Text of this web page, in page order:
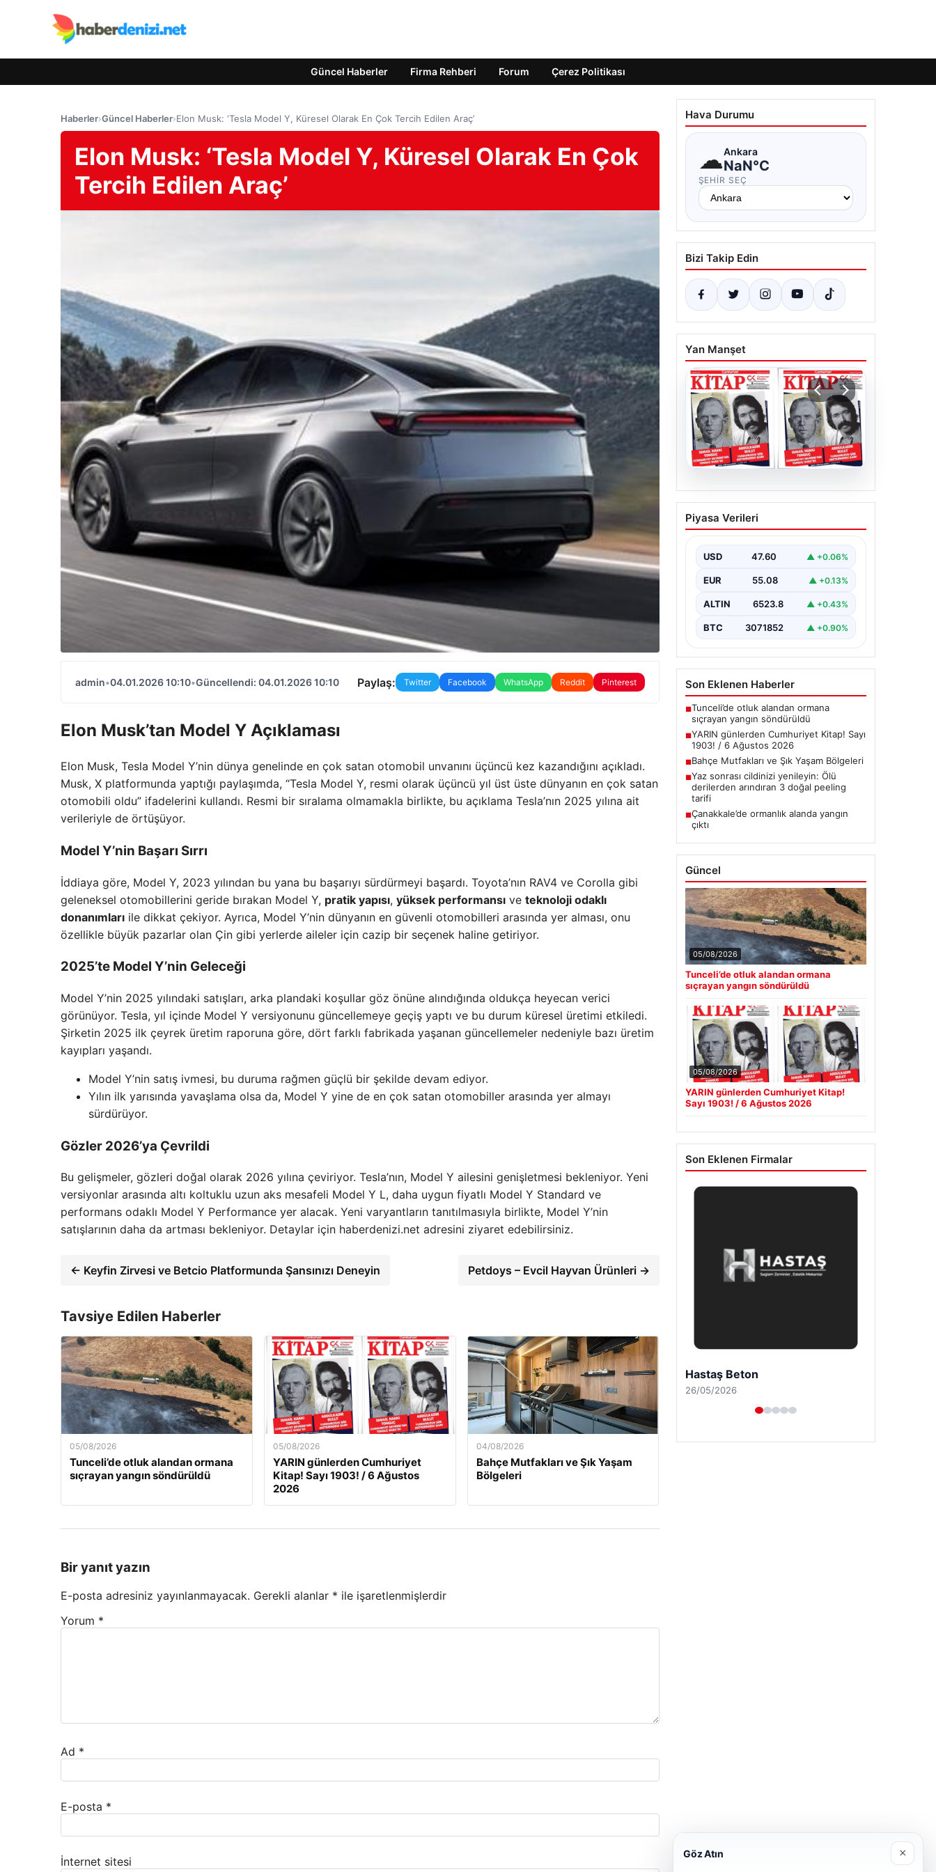
Güncel Haberler Firma Rehberi Forum Çerez Politikası
Haberler›Güncel Haberler›Elon Musk: ‘Tesla Model Y, Küresel Olarak En Çok Tercih Edilen Araç’
Elon Musk: ‘Tesla Model Y, Küresel Olarak En Çok
Tercih Edilen Araç’
admin•04.01.2026 10:10•Güncellendi: 04.01.2026 10:10 Paylaş: Twitter Facebook WhatsApp Reddit Pinterest
Elon Musk’tan Model Y Açıklaması
Elon Musk, Tesla Model Y’nin dünya genelinde en çok satan otomobil unvanını üçüncü kez kazandığını açıkladı.
Musk, X platformunda yaptığı paylaşımda, “Tesla Model Y, resmi olarak üçüncü yıl üst üste dünyanın en çok satan
otomobili oldu” ifadelerini kullandı. Resmi bir sıralama olmamakla birlikte, bu açıklama Tesla’nın 2025 yılına ait
verileriyle de örtüşüyor.
Model Y’nin Başarı Sırrı
İddiaya göre, Model Y, 2023 yılından bu yana bu başarıyı sürdürmeyi başardı. Toyota’nın RAV4 ve Corolla gibi
geleneksel otomobillerini geride bırakan Model Y, pratik yapısı, yüksek performansı ve teknoloji odaklı
donanımları ile dikkat çekiyor. Ayrıca, Model Y’nin dünyanın en güvenli otomobilleri arasında yer alması, onu
özellikle büyük pazarlar olan Çin gibi yerlerde aileler için cazip bir seçenek haline getiriyor.
2025’te Model Y’nin Geleceği
Model Y’nin 2025 yılındaki satışları, arka plandaki koşullar göz önüne alındığında oldukça heyecan verici
görünüyor. Tesla, yıl içinde Model Y versiyonunu güncellemeye geçiş yaptı ve bu durum küresel üretimi etkiledi.
Şirketin 2025 ilk çeyrek üretim raporuna göre, dört farklı fabrikada yaşanan güncellemeler nedeniyle bazı üretim
kayıpları yaşandı.
Model Y’nin satış ivmesi, bu duruma rağmen güçlü bir şekilde devam ediyor.
Yılın ilk yarısında yavaşlama olsa da, Model Y yine de en çok satan otomobiller arasında yer almayı
sürdürüyor.
Gözler 2026’ya Çevrildi
Bu gelişmeler, gözleri doğal olarak 2026 yılına çeviriyor. Tesla’nın, Model Y ailesini genişletmesi bekleniyor. Yeni
versiyonlar arasında altı koltuklu uzun aks mesafeli Model Y L, daha uygun fiyatlı Model Y Standard ve
performans odaklı Model Y Performance yer alacak. Yeni varyantların tanıtılmasıyla birlikte, Model Y’nin
satışlarının daha da artması bekleniyor. Detaylar için haberdenizi.net adresini ziyaret edebilirsiniz.
← Keyfin Zirvesi ve Betcio Platformunda Şansınızı Deneyin Petdoys – Evcil Hayvan Ürünleri →
Tavsiye Edilen Haberler
05/08/2026
Tunceli’de otluk alandan ormana
sıçrayan yangın söndürüldü
05/08/2026
YARIN günlerden Cumhuriyet
Kitap! Sayı 1903! / 6 Ağustos
2026
04/08/2026
Bahçe Mutfakları ve Şık Yaşam
Bölgeleri
Bir yanıt yazın
E-posta adresiniz yayınlanmayacak. Gerekli alanlar * ile işaretlenmişlerdir
Yorum *
Ad *
E-posta *
İnternet sitesi
Hava Durumu
☁Ankara
NaN°C
ŞEHIR SEÇ
Bizi Takip Edin
Yan Manşet
05.08.2026
YARIN günlerden
Cumhuriyet Kitap! Sayı
Piyasa Verileri
USD 47.60 ▲ +0.06%
EUR 55.08 ▲ +0.13%
ALTIN 6523.8 ▲ +0.43%
BTC 3071852 ▲ +0.90%
Son Eklenen Haberler
■Tunceli’de otluk alandan ormana
sıçrayan yangın söndürüldü
■YARIN günlerden Cumhuriyet Kitap! Sayı
1903! / 6 Ağustos 2026
■Bahçe Mutfakları ve Şık Yaşam Bölgeleri
■Yaz sonrası cildinizi yenileyin: Ölü
derilerden arındıran 3 doğal peeling
tarifi
■Çanakkale’de ormanlık alanda yangın
çıktı
Güncel
05/08/2026
Tunceli’de otluk alandan ormana
sıçrayan yangın söndürüldü
05/08/2026
YARIN günlerden Cumhuriyet Kitap!
Sayı 1903! / 6 Ağustos 2026
Son Eklenen Firmalar
Prenses Night Club
29/04/2026
Göz Atın ×